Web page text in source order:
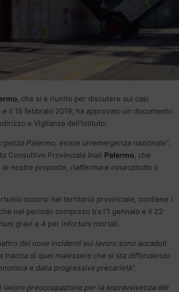
, che si è riunito per discutere sui casi
il 15 febbraio 2019, ha approvato un documento
e Vigilanza dell’Istituto.
Palermo, esiste un’emergenza nazionale”,
Consultivo Provinciale Inail Palermo, che
nostre proposte, riaffermare innanzitutto il
occorsi nel territorio provinciale, contiene i
nel periodo compreso tra l’1 gennaio e il 22
gravi e 4 per infortuni mortali.
dei nove incidenti sul lavoro sono accaduti
traccia di quel malessere che si sta diffondendo
e dalla progressiva precarietà”.
preoccupazione per la sopravvivenza del